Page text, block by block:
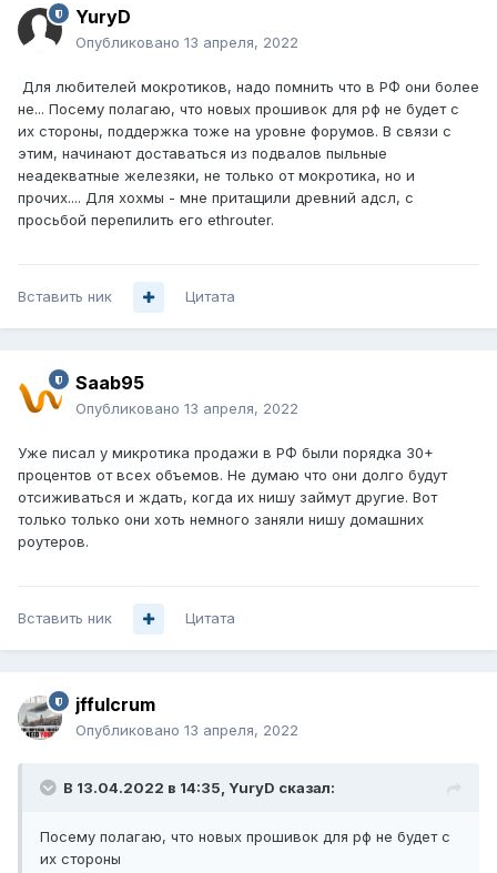
YuryD
Опубликовано 13 апреля, 2022
Для любителей мокротиков, надо помнить что в РФ они более
не... Посему полагаю, что новых прошивок для рф не будет с
их стороны, поддержка тоже на уровне форумов. В связи с
этим, начинают доставаться из подвалов пыльные
неадекватные железяки, не только от мокротика, но и
прочих.... Для хохмы - мне притащили древний адсл, с
просьбой перепилить его ethrouter.
Вставить ник Цитата
Saab95
Опубликовано 13 апреля, 2022
Уже писал у микротика продажи в РФ были порядка 30+
процентов от всех объемов. Не думаю что они долго будут
отсиживаться и ждать, когда их нишу займут другие. Вот
только только они хоть немного заняли нишу домашних
роутеров.
Вставить ник Цитата
jffulcrum
Опубликовано 13 апреля, 2022
В 13.04.2022 в 14:35, YuryD сказал:
Посему полагаю, что новых прошивок для рф не будет с
их стороны